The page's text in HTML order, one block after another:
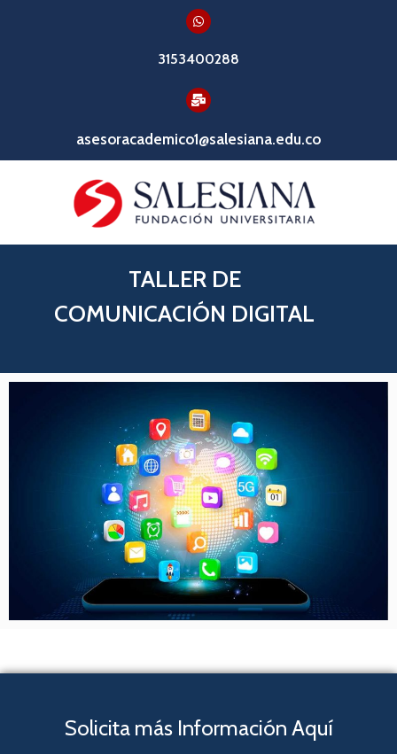
3153400288
asesoracademico1@salesiana.edu.co
TALLER DE
COMUNICACIÓN DIGITAL
Solicita más Información Aquí